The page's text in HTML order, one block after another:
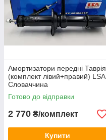
Амортизатори передні Таврія
(комплект лівий+правий) LSA
Словаччина
Готово до відправки
2 770 ₴/комплект
Купити